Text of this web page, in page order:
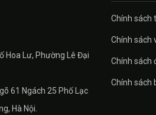
Hoa Lư, Phường Lê Đại
61 Ngách 25 Phố Lạc
Hà Nội.
Chính sách
Chính sách
Chính sách
Chính sách